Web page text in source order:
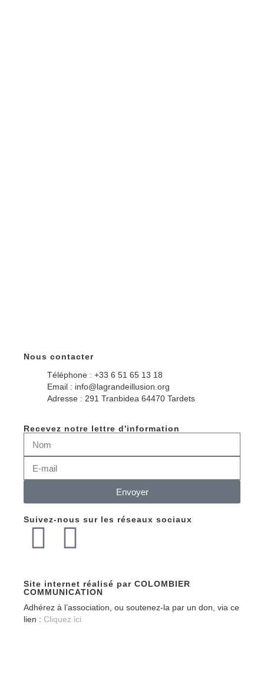
Nous contacter
Téléphone : +33 6 51 65 13 18
Email : info@lagrandeillusion.org
Adresse : 291 Tranbidea 64470 Tardets
Recevez notre lettre d'information
Envoyer
Suivez-nous sur les réseaux sociaux
Site internet réalisé par COLOMBIER
COMMUNICATION
Adhérez à l’association, ou soutenez-la par un don, via ce
lien : Cliquez ici